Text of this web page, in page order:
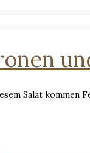
Salat kommen